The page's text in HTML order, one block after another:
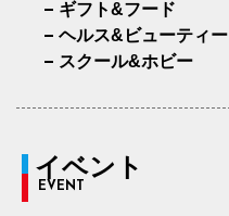
ギフト&フード
ヘルス&ビューティー
スクール&ホビー
イベント
EVENT